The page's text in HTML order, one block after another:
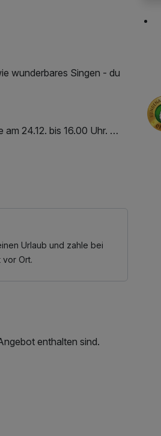
wunderbares Singen - du
24.12. bis 16.00 Uhr.
vor Anreise auf folgendes
anfallende
Urlaub und zahle bei
vor Ort.
enthalten sind.